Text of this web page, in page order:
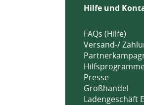
Hilfe und
FAQs (Hilfe)
Versand-/
Presse
Großhandel
Ladengeschäft